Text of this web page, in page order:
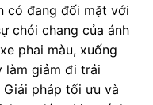
có đang đối mặt với
chói chang của ánh
phai màu, xuống
làm giảm đi trải
pháp tối ưu và